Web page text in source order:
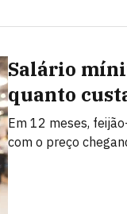
Salário
quanto
Em 12 meses,
com o preço